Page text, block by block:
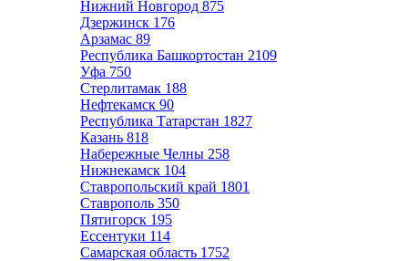
Нижний Новгород 875
Дзержинск 176
Арзамас 89
Республика Башкортостан 2109
Уфа 750
Стерлитамак 188
Нефтекамск 90
Республика Татарстан 1827
Казань 818
Набережные Челны 258
Нижнекамск 104
Ставропольский край 1801
Ставрополь 350
Пятигорск 195
Ессентуки 114
Самарская область 1752